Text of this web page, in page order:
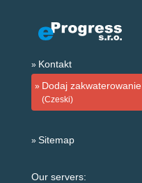
Kontakt
Dodaj zakwaterowanie
(Czeski)
Sitemap
Our servers: